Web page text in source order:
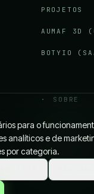
PROJETOS
AUMAF 3D
BOTYIO
SOBRE
QUEM É O
LINKEDIN
para o
analíticos e de
por categoria.